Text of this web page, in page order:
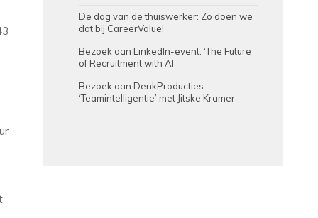
De dag van de thuiswerker: Zo doen we
dat bij CareerValue!
Bezoek aan LinkedIn-event: ‘The Future
of Recruitment with AI’
Bezoek aan DenkProducties:
‘Teamintelligentie’ met Jitske Kramer